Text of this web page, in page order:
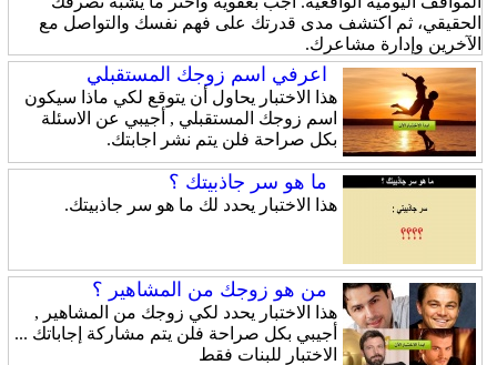
الحقيقي، ثم اكتشف مدى قدرتك على فهم نفسك والتواصل مع
الآخرين وإدارة مشاعرك.
اعرفي اسم زوجك المستقبلي
هذا الاختبار يحاول أن يتوقع لكي ماذا سيكون
اسم زوجك المستقبلي , أجيبي عن الاسئلة
بكل صراحة فلن يتم نشر اجابتك.
ما هو سر جاذبيتك ؟
هذا الاختبار يحدد لك ما هو سر جاذبيتك.
من هو زوجك من المشاهير ؟
هذا الاختبار يحدد لكي زوجك من المشاهير ,
أجيبي بكل صراحة فلن يتم مشاركة إجاباتك ...
الاختبار للبنات فقط